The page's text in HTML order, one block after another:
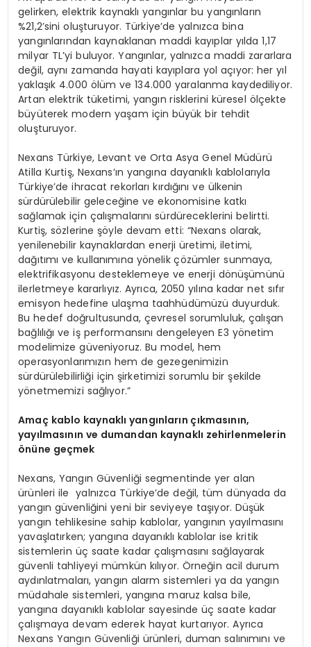
gelirken, elektrik kaynaklı yangınlar bu yangınların
%21,2’sini oluşturuyor. Türkiye’de yalnızca bina
yangınlarından kaynaklanan maddi kayıplar yılda 1,17
milyar TL’yi buluyor. Yangınlar, yalnızca maddi zararlara
değil, aynı zamanda hayati kayıplara yol açıyor: her yıl
yaklaşık 4.000 ölüm ve 134.000 yaralanma kaydediliyor.
Artan elektrik tüketimi, yangın risklerini küresel ölçekte
büyüterek modern yaşam için büyük bir tehdit
oluşturuyor.
Nexans Türkiye, Levant ve Orta Asya Genel Müdürü
Atilla Kurtiş, Nexans’ın yangına dayanıklı kablolarıyla
Türkiye’de ihracat rekorları kırdığını ve ülkenin
sürdürülebilir geleceğine ve ekonomisine katkı
sağlamak için çalışmalarını sürdüreceklerini belirtti.
Kurtiş, sözlerine şöyle devam etti: “Nexans olarak,
yenilenebilir kaynaklardan enerji üretimi, iletimi,
dağıtımı ve kullanımına yönelik çözümler sunmaya,
elektrifikasyonu desteklemeye ve enerji dönüşümünü
ilerletmeye kararlıyız. Ayrıca, 2050 yılına kadar net sıfır
emisyon hedefine ulaşma taahhüdümüzü duyurduk.
Bu hedef doğrultusunda, çevresel sorumluluk, çalışan
bağlılığı ve iş performansını dengeleyen E3 yönetim
modelimize güveniyoruz. Bu model, hem
operasyonlarımızın hem de gezegenimizin
sürdürülebilirliği için şirketimizi sorumlu bir şekilde
yönetmemizi sağlıyor.”
Amaç kablo kaynaklı yangınların çıkmasının,
yayılmasının ve dumandan kaynaklı zehirlenmelerin
önüne geçmek
Nexans, Yangın Güvenliği segmentinde yer alan
ürünleri ile yalnızca Türkiye’de değil, tüm dünyada da
yangın güvenliğini yeni bir seviyeye taşıyor. Düşük
yangın tehlikesine sahip kablolar, yangının yayılmasını
yavaşlatırken; yangına dayanıklı kablolar ise kritik
sistemlerin üç saate kadar çalışmasını sağlayarak
güvenli tahliyeyi mümkün kılıyor. Örneğin acil durum
aydınlatmaları, yangın alarm sistemleri ya da yangın
müdahale sistemleri, yangına maruz kalsa bile,
yangına dayanıklı kablolar sayesinde üç saate kadar
çalışmaya devam ederek hayat kurtarıyor. Ayrıca
Nexans Yangın Güvenliği ürünleri, duman salınımını ve